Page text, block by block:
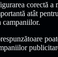
corectă a
atât
campaniilor.